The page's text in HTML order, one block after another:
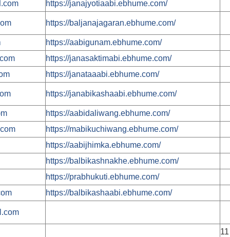
https://janajyotiaabi.ebhume.com/
https://baljanajagaran.ebhume.com/
https://aabigunam.ebhume.com/
https://janasaktimabi.ebhume.com/
https://janataaabi.ebhume.com/
https://janabikashaabi.ebhume.com/
https://aabidaliwang.ebhume.com/
https://mabikuchiwang.ebhume.com/
https://aabijhimka.ebhume.com/
https://balbikashnakhe.ebhume.com/
https://prabhukuti.ebhume.com/
https://balbikashaabi.ebhume.com/
11